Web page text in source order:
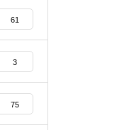
61
3
75